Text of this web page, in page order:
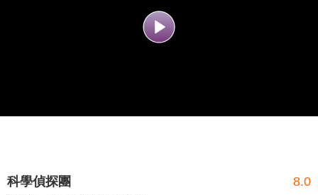
科學偵探團 8.0